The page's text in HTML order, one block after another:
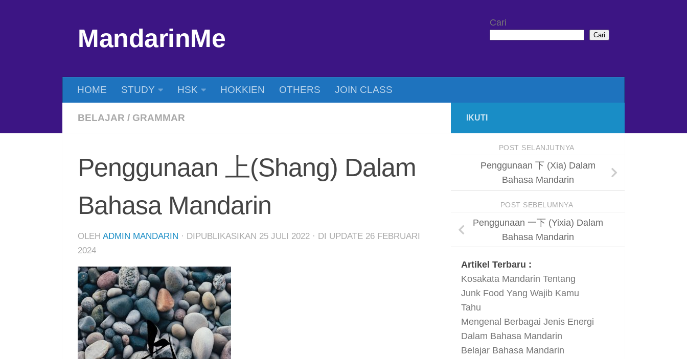
MandarinMe
Cari
Cari
HOME STUDY HSK HOKKIEN OTHERS JOIN CLASS
BELAJAR / GRAMMAR
Penggunaan 上(Shang) Dalam
Bahasa Mandarin
OLEH ADMIN MANDARIN · DIPUBLIKASIKAN 25 JULI 2022 · DI UPDATE 26 FEBRUARI
2024
IKUTI
POST SELANJUTNYA
Penggunaan 下 (Xia) Dalam
Bahasa Mandarin
POST SEBELUMNYA
Penggunaan 一下 (Yixia) Dalam
Bahasa Mandarin
Artikel Terbaru :
Kosakata Mandarin Tentang
Junk Food Yang Wajib Kamu
Tahu
Mengenal Berbagai Jenis Energi
Dalam Bahasa Mandarin
Belajar Bahasa Mandarin